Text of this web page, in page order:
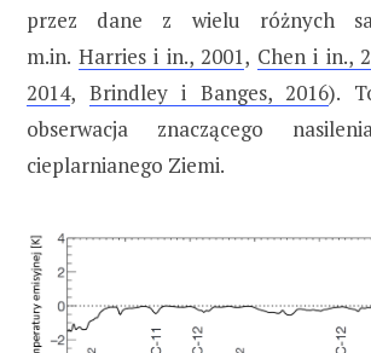
przez dane z wielu różnych
m.in. Harries i in., 2001, Chen i in.,
2014, Brindley i Banges, 2016).
obserwacja znaczącego
cieplarnianego Ziemi.